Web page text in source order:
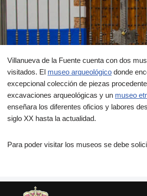
Villanueva de la Fuente cuenta con dos
visitados. El museo arqueológico donde
excepcional colección de piezas
excavaciones arqueológicas y un museo
enseñara los diferentes oficios y labores
siglo XX hasta la actualidad.
Para poder visitar los museos se debe